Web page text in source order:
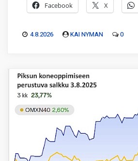
Facebook X
4.8.2026 KAI NYMAN 0